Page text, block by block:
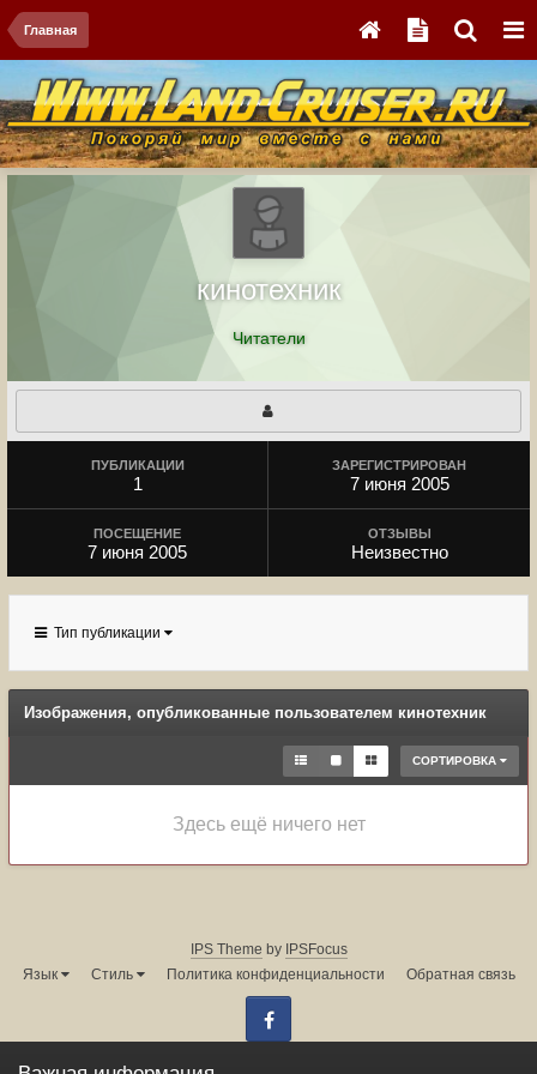
Главная
кинотехник
Читатели
ПУБЛИКАЦИИ
1
ЗАРЕГИСТРИРОВАН
7 июня 2005
ПОСЕЩЕНИЕ
7 июня 2005
ОТЗЫВЫ
Неизвестно
Тип публикации
Изображения, опубликованные пользователем кинотехник
СОРТИРОВКА
Здесь ещё ничего нет
IPS Theme by IPSFocus
Язык
Стиль Политика конфиденциальности Обратная связь
Администрация форума: